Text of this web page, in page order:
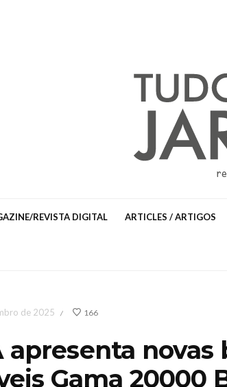
REVISTA DIGITAL ARTICLES / ARTIGOS
de 2025 / 166
apresenta novas
Gama 20000